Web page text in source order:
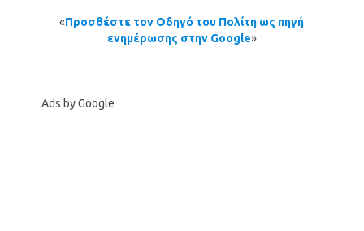
«Προσθέστε τον Οδηγό του Πολίτη ως πηγή
ενημέρωσης στην Google»
Ads by Google